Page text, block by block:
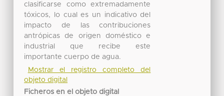
clasificarse como extremadamente
tóxicos, lo cual es un indicativo del
impacto de las contribuciones
antrópicas de origen doméstico e
industrial que recibe este
importante cuerpo de agua.
Mostrar el registro completo del
objeto digital
Ficheros en el objeto digital